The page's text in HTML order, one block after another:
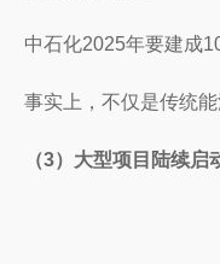
中石化2025年要建成
事实上，不仅是传统
（3）大型项目陆续启